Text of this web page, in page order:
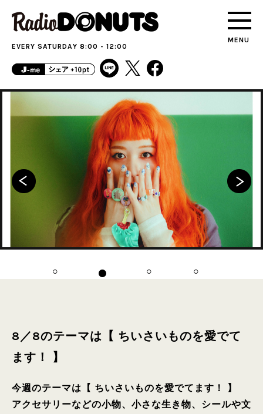
MENU
EVERY SATURDAY 8:00 - 12:00
8／8のテーマは【 ちいさいものを愛でて
ます！ 】
今週のテーマは【 ちいさいものを愛でてます！ 】
アクセサリーなどの小物、小さな生き物、シールや文